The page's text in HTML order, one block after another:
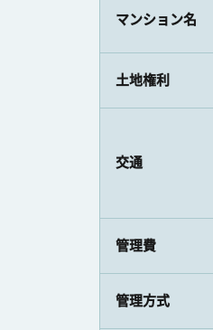
マンション名
土地権利
交通
管理費
管理方式